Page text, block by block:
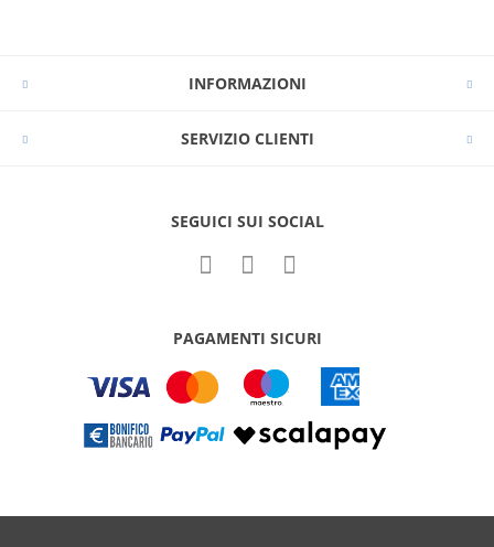
INFORMAZIONI
SERVIZIO CLIENTI
SEGUICI SUI SOCIAL
PAGAMENTI SICURI